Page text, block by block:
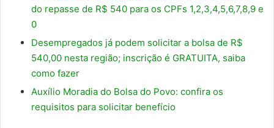
do repasse de R$ 540 para os CPFs 1,2,3,4,5,6,7,8,9 e
0
Desempregados já podem solicitar a bolsa de R$
540,00 nesta região; inscrição é GRATUITA, saiba
como fazer
Auxílio Moradia do Bolsa do Povo: confira os
requisitos para solicitar benefício